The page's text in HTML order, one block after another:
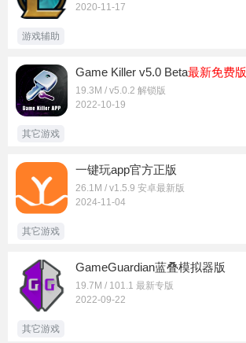
2020-11-17
游戏辅助
Game Killer v5.0 Beta最新免费版
19.3M / v5.0.2 解锁版
2022-10-19
其它游戏
一键玩app官方正版
26.1M / v1.5.9 安卓最新版
2024-11-04
其它游戏
GameGuardian蓝叠模拟器版
19.7M / 101.1 最新专版
2022-09-22
其它游戏